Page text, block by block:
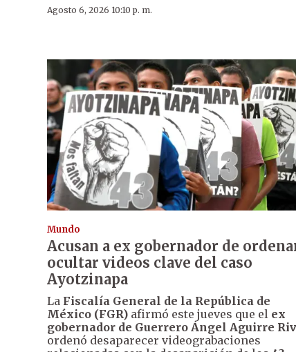
Agosto 6, 2026 10:10 p. m.
Mundo
Acusan a ex gobernador de
ocultar videos clave del caso
Ayotzinapa
La Fiscalía General de la República de
México (FGR) afirmó este jueves que el ex
gobernador de Guerrero Ángel Aguirre
ordenó desaparecer videograbaciones